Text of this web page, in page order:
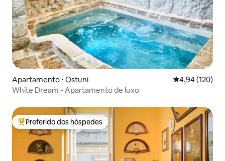
Apartamento ⋅ Ostuni 4,94 de uma
4,94 (120)
White Dream - Apartamento de luxo
Entre os melhores preferidos dos hóspedes
Preferido dos hóspedes